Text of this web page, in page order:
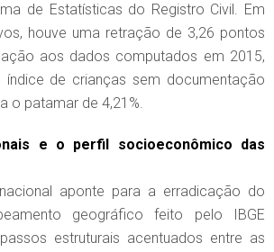
de Estatísticas do Registro Civil. Em
houve uma retração de 3,26 pontos
aos dados computados em 2015,
de crianças sem documentação
o patamar de 4,21%.
e o perfil socioeconômico das
aponte para a erradicação do
geográfico feito pelo IBGE
estruturais acentuados entre as